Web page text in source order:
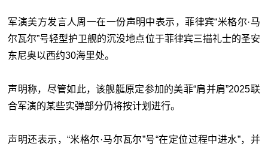
军演美方发言人周一在一份声明中表示，菲律宾“米格尔·马
尔瓦尔”号轻型护卫舰的沉没地点位于菲律宾三描礼士的圣安
东尼奥以西约30海里处。
声明称，尽管如此，该舰艇原定参加的美菲“肩并肩”2025联
合军演的某些实弹部分仍将按计划进行。
声明还表示，“米格尔·马尔瓦尔”号“在定位过程中进水”，并